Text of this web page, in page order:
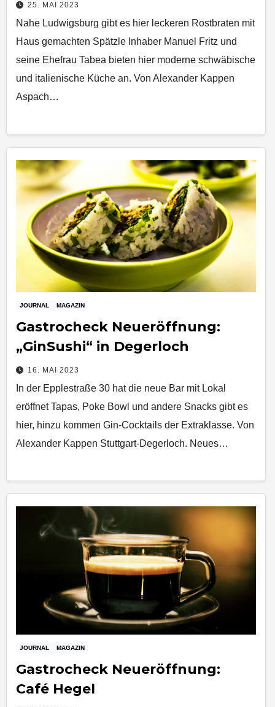
25. MAI 2023
Nahe Ludwigsburg gibt es hier leckeren Rostbraten mit
Haus gemachten Spätzle Inhaber Manuel Fritz und
seine Ehefrau Tabea bieten hier moderne schwäbische
und italienische Küche an. Von Alexander Kappen
Aspach…
JOURNAL MAGAZIN
Gastrocheck Neueröffnung:
„GinSushi“ in Degerloch
16. MAI 2023
In der Epplestraße 30 hat die neue Bar mit Lokal
eröffnet Tapas, Poke Bowl und andere Snacks gibt es
hier, hinzu kommen Gin-Cocktails der Extraklasse. Von
Alexander Kappen Stuttgart-Degerloch. Neues…
JOURNAL MAGAZIN
Gastrocheck Neueröffnung:
Café Hegel